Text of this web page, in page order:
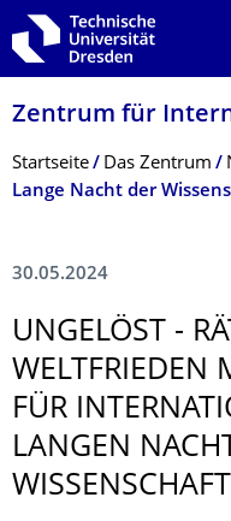
Zur Hauptnavigation
Zur Suche springen
Zum Inhalt springen
Zentrum für
Breadcrumb-Menü
Startseite Das Zentrum
30.05.2024
UNGELÖST -
WELTFRIEDEN
FÜR
LANGEN